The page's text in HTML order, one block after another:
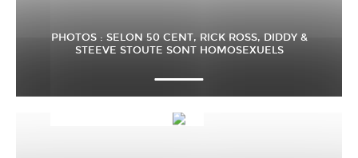
PHOTOS : SELON 50 CENT, RICK ROSS, DIDDY &
STEEVE STOUTE SONT HOMOSEXUELS